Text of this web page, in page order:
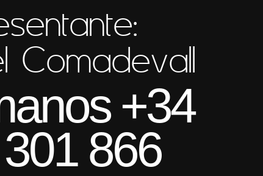
Comadevall
+34
866